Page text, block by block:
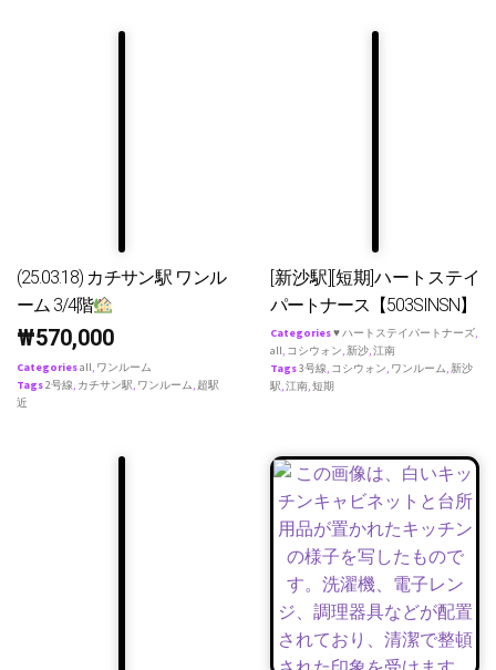
(25.03.18) カチサン駅 ワンル
ーム 3/4階
₩570,000
Categoriesall, ワンルーム
Tags2号線, カチサン駅, ワンルーム, 超駅
近
[新沙駅][短期]ハートステイ
パートナース【503SINSN】
Categories♥ ハートステイパートナーズ,
all, コシウォン,新沙,江南
Tags3号線, コシウォン, ワンルーム,新沙
駅,江南,短期